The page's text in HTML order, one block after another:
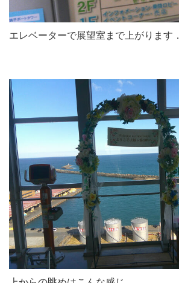
エレベーターで展望室まで上がります．